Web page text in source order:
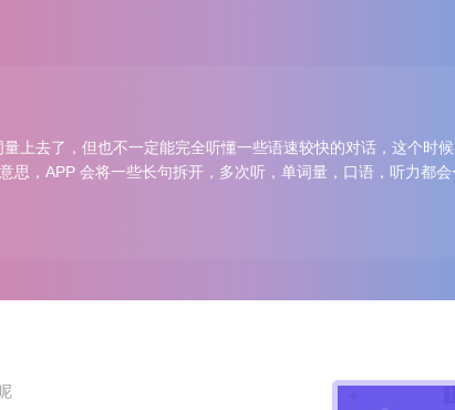
上去了，但也不一定能完全听懂一些语速较快的对话，这个时
思，APP 会将一些长句拆开，多次听，单词量，口语，听力都